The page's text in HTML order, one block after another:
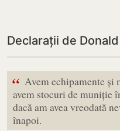
Declarații de
“ Avem echipamente
avem stocuri de muniție
dacă am avea vreodată
înapoi.